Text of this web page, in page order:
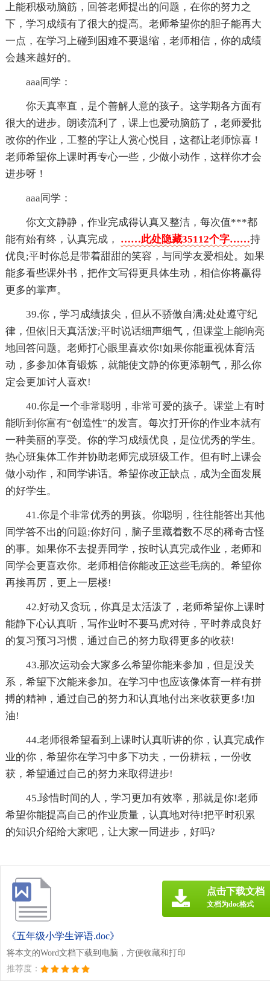
上能积极动脑筋，回答老师提出的问题，在你的努力之
下，学习成绩有了很大的提高。老师希望你的胆子能再大
一点，在学习上碰到困难不要退缩，老师相信，你的成绩
会越来越好的。
aaa同学：
你天真率直，是个善解人意的孩子。这学期各方面有
很大的进步。朗读流利了，课上也爱动脑筋了，老师爱批
改你的作业，工整的字让人赏心悦目，这都让老师惊喜！
老师希望你上课时再专心一些，少做小动作，这样你才会
进步呀！
aaa同学：
你文文静静，作业完成得认真又整洁，每次值***都
能有始有终，认真完成， ……此处隐藏35112个字……持
优良;平时你总是带着甜甜的笑容，与同学友爱相处。如果
能多看些课外书，把作文写得更具体生动，相信你将赢得
更多的掌声。
39.你，学习成绩拔尖，但从不骄傲自满;处处遵守纪
律，但依旧天真活泼;平时说话细声细气，但课堂上能响亮
地回答问题。老师打心眼里喜欢你!如果你能重视体育活
动，多参加体育锻炼，就能使文静的你更添朝气，那么你
定会更加讨人喜欢!
40.你是一个非常聪明，非常可爱的孩子。课堂上有时
能听到你富有“创造性”的发言。每次打开你的作业本就有
一种美丽的享受。你的学习成绩优良，是位优秀的学生。
热心班集体工作并协助老师完成班级工作。但有时上课会
做小动作，和同学讲话。希望你改正缺点，成为全面发展
的好学生。
41.你是个非常优秀的男孩。你聪明，往往能答出其他
同学答不出的问题;你好问，脑子里藏着数不尽的稀奇古怪
的事。如果你不去捉弄同学，按时认真完成作业，老师和
同学会更喜欢你。老师相信你能改正这些毛病的。希望你
再接再厉，更上一层楼!
42.好动又贪玩，你真是太活泼了，老师希望你上课时
能静下心认真听，写作业时不要马虎对待，平时养成良好
的复习预习习惯，通过自己的努力取得更多的收获!
43.那次运动会大家多么希望你能来参加，但是没关
系，希望下次能来参加。在学习中也应该像体育一样有拼
搏的精神，通过自己的努力和认真地付出来收获更多!加
油!
44.老师很希望看到上课时认真听讲的你，认真完成作
业的你，希望你在学习中多下功夫，一份耕耘，一份收
获，希望通过自己的努力来取得进步!
45.珍惜时间的人，学习更加有效率，那就是你!老师
希望你能提高自己的作业质量，认真地对待!把平时积累
的知识介绍给大家吧，让大家一同进步，好吗?
《五年级小学生评语.doc》
将本文的Word文档下载到电脑，方便收藏和打印
推荐度：
点击下载文档
文档为doc格式